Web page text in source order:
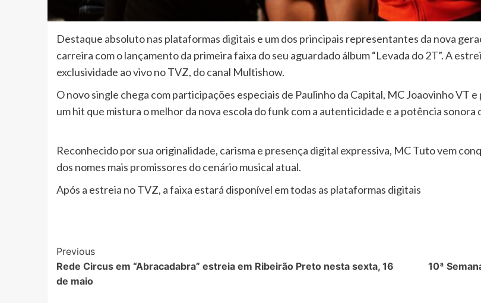
Destaque absoluto nas plataformas digitais e um dos principais representantes da nova
carreira com o lançamento da primeira faixa do seu aguardado álbum “Levada do 2T”. A
exclusividade ao vivo no TVZ, do canal Multishow.
O novo single chega com participações especiais de Paulinho da Capital, MC Joaovinho VT
um hit que mistura o melhor da nova escola do funk com a autenticidade e a potência
Reconhecido por sua originalidade, carisma e presença digital expressiva, MC Tuto vem
dos nomes mais promissores do cenário musical atual.
Após a estreia no TVZ, a faixa estará disponível em todas as plataformas digitais
Post
Navigation
Previous
Rede Circus em “Abracadabra” estreia em Ribeirão Preto nesta sexta, 16
de maio
10ª